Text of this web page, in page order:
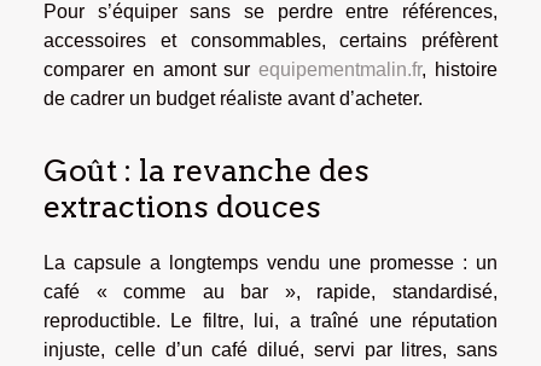
Pour s’équiper sans se perdre entre références,
accessoires et consommables, certains préfèrent
comparer en amont surequipementmalin.fr, histoire
de cadrer un budget réaliste avant d’acheter.
Goût : la revanche des
extractions douces
La capsule a longtemps vendu une promesse : un
café « comme au bar », rapide, standardisé,
reproductible. Le filtre, lui, a traîné une réputation
injuste, celle d’un café dilué, servi par litres, sans